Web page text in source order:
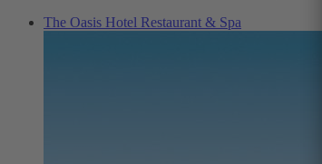
The Oasis Hotel Restaurant & Spa